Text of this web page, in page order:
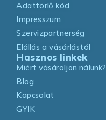
Adattörlő kód
Impresszum
Szervizpartnerség
Elállás a vásárlástól
Hasznos linkek
Miért vásároljon nálunk?
Blog
Kapcsolat
GYIK